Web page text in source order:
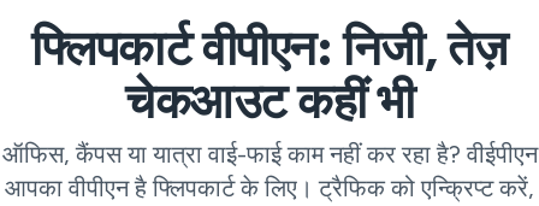
फ्लिपकार्ट वीपीएन: निजी, तेज़
चेकआउट कहीं भी
ऑफिस, कैंपस या यात्रा वाई-फाई काम नहीं कर रहा है? वीईपीएन
आपका वीपीएन है फ्लिपकार्ट के लिए। ट्रैफिक को एन्क्रिप्ट करें,